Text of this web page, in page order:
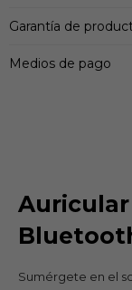
Garantía de
Medios de pago
Auricular
Sumérgete en el